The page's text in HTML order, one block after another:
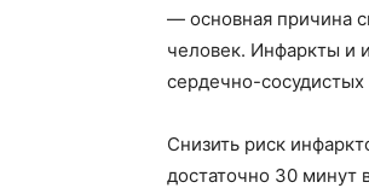
— основная причина
человек. Инфаркты и
сердечно-сосудистых
Снизить риск
достаточно 30 минут